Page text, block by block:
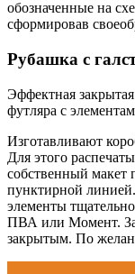
обозначенные на
сформировав
Рубашка с
Эффектная
футляра с
Изготавливают
Для этого
собственный макет
пунктирной
элементы
ПВА или Момент.
закрытым. По